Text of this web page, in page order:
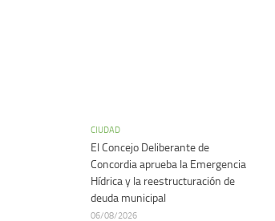
CIUDAD
El Concejo Deliberante de
Concordia aprueba la Emergencia
Hídrica y la reestructuración de
deuda municipal
06/08/2026